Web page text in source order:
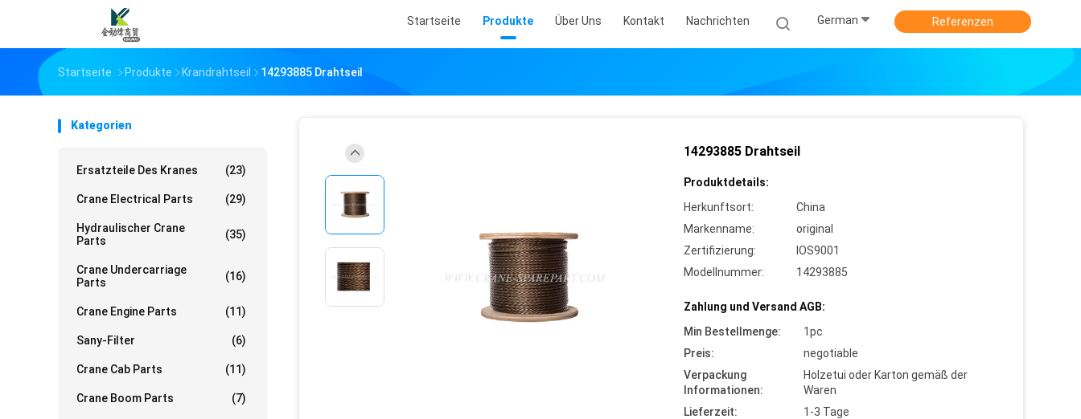
Startseite Produkte Über Uns Kontakt Nachrichten German Referenzen
Startseite Produkte Krandrahtseil 14293885 Drahtseil
Kategorien
Ersatzteile Des Kranes (23)
Crane Electrical Parts (29)
Hydraulischer Crane
Parts
(35)
Crane Undercarriage
Parts
(16)
Crane Engine Parts (11)
Sany-Filter (6)
Crane Cab Parts (11)
Crane Boom Parts (7)
14293885 Drahtseil
Produktdetails:
Herkunftsort:
China
Markenname:
original
Zertifizierung:
IOS9001
Modellnummer:
14293885
Zahlung und Versand AGB:
Min Bestellmenge:
1pc
Preis:
negotiable
Verpackung
Informationen:
Holzetui oder Karton gemäß der
Waren
Lieferzeit:
1-3 Tage